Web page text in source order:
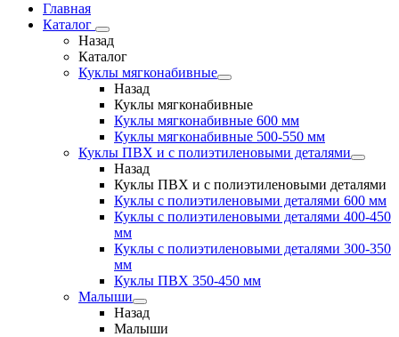
Главная
Каталог
Назад
Каталог
Куклы мягконабивные
Назад
Куклы мягконабивные
Куклы мягконабивные 600 мм
Куклы мягконабивные 500-550 мм
Куклы ПВХ и с полиэтиленовыми деталями
Назад
Куклы ПВХ и с полиэтиленовыми деталями
Куклы с полиэтиленовыми деталями 600 мм
Куклы с полиэтиленовыми деталями 400-450
мм
Куклы с полиэтиленовыми деталями 300-350
мм
Куклы ПВХ 350-450 мм
Малыши
Назад
Малыши